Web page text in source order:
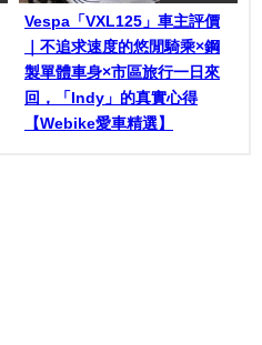
Vespa「VXL125」車主評價
｜不追求速度的悠閒騎乘×鋼
製單體車身×市區旅行一日來
回，「Indy」的真實心得
【Webike愛車精選】